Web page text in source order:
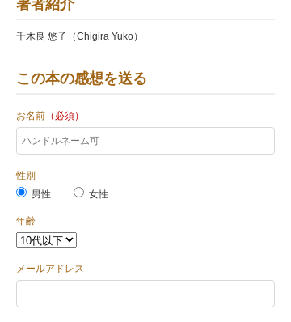
著者紹介
千木良 悠子（Chigira Yuko）
この本の感想を送る
お名前 （必須）
性別
男性
女性
年齢
メールアドレス